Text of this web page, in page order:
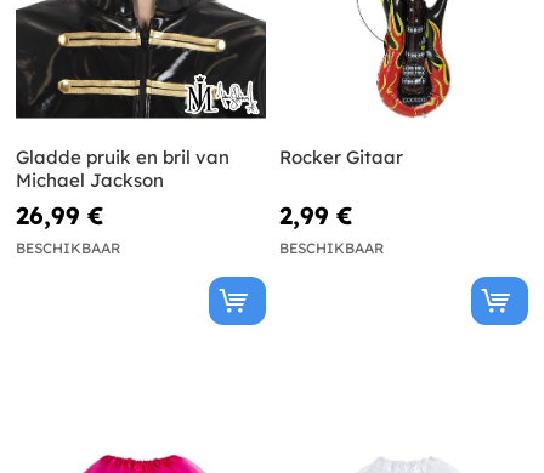
Gladde pruik en bril van
Michael Jackson
26,99 €
BESCHIKBAAR
Rocker Gitaar
2,99 €
BESCHIKBAAR